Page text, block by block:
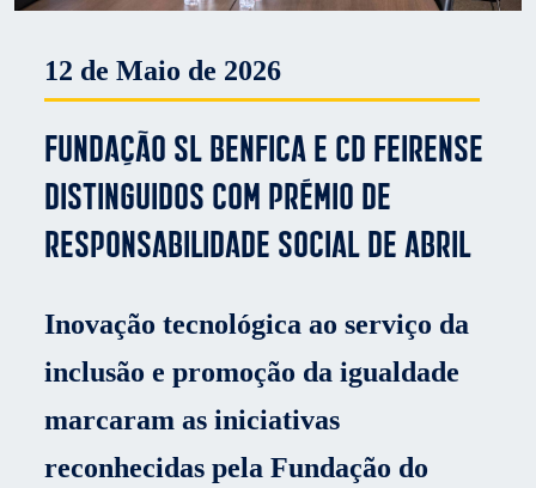
12 de Maio de 2026
Fundação SL Benfica e CD Feirense
distinguidos com Prémio de
Responsabilidade Social de abril
Inovação tecnológica ao serviço da
inclusão e promoção da igualdade
marcaram as iniciativas
reconhecidas pela Fundação do